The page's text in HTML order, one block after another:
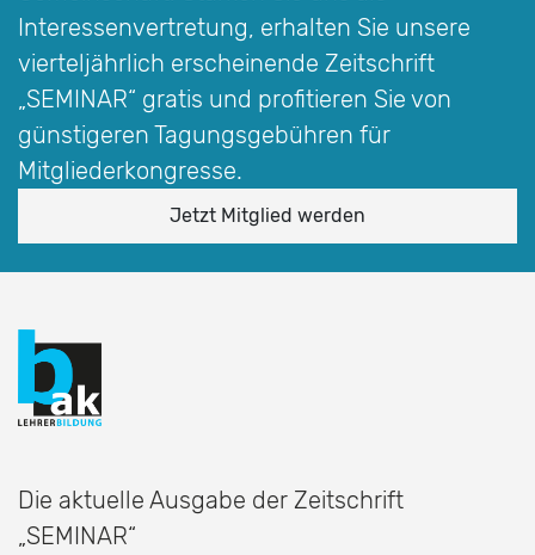
Interessen­vertretung, erhalten Sie unsere
vierteljährlich erscheinende Zeitschrift
„SEMINAR“ gratis und profitieren Sie von
günstigeren Tagungsgebühren für
Mitgliederkongresse.
Jetzt Mitglied werden
Die aktuelle Ausgabe der Zeitschrift
„SEMINAR“